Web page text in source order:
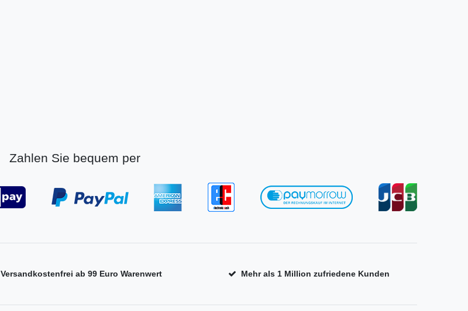
Zahlen Sie bequem per
Versandkostenfrei ab 99 Euro Warenwert Mehr als 1 Million zufriedene Kunden